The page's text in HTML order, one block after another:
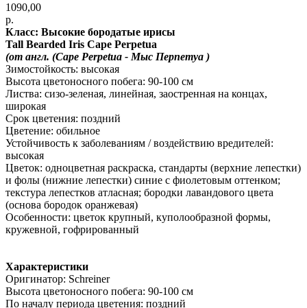
1090,00
р.
Класс: Высокие бородатые ирисы
Tall Bearded Iris Cape Perpetua
(от англ. (Cape Perpetua - Мыс Перпетуа )
Зимостойкость: высокая
Высота цветоносного побега: 90-100 см
Листва: сизо-зеленая, линейная, заостренная на концах,
широкая
Срок цветения: поздний
Цветение: обильное
Устойчивость к заболеваниям / воздействию вредителей:
высокая
Цветок: одноцветная раскраска, стандарты (верхние лепестки)
и фолы (нижние лепестки) синие с фиолетовым оттенком;
текстура лепестков атласная; бородки лавандового цвета
(основа бородок оранжевая)
Особенности: цветок крупный, куполообразной формы,
кружевной, гофрированный
Характеристики
Оригинатор: Schreiner
Высота цветоносного побега: 90-100 см
По началу периода цветения: поздний